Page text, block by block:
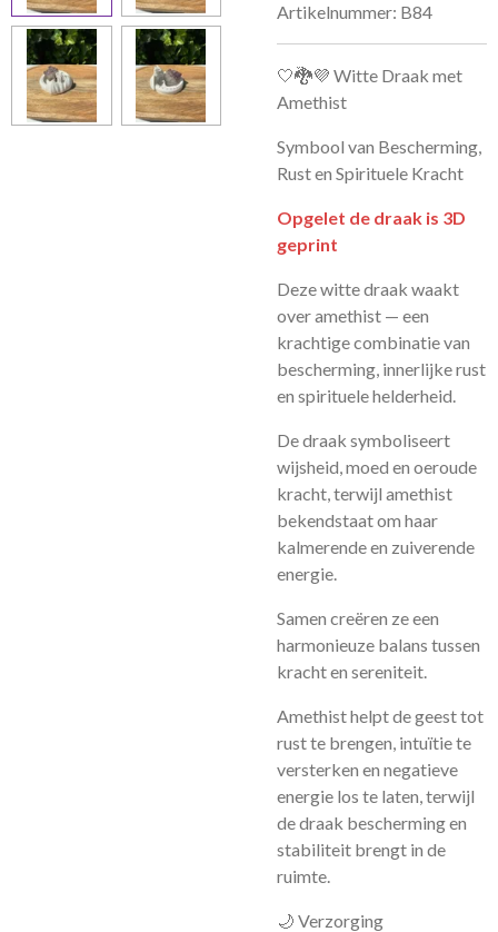
Artikelnummer: B84
🤍🐉💜 Witte Draak met
Amethist
Symbool van Bescherming,
Rust en Spirituele Kracht
Opgelet de draak is 3D
geprint
Deze witte draak waakt
over amethist — een
krachtige combinatie van
bescherming, innerlijke rust
en spirituele helderheid.
De draak symboliseert
wijsheid, moed en oeroude
kracht, terwijl amethist
bekendstaat om haar
kalmerende en zuiverende
energie.
Samen creëren ze een
harmonieuze balans tussen
kracht en sereniteit.
Amethist helpt de geest tot
rust te brengen, intuïtie te
versterken en negatieve
energie los te laten, terwijl
de draak bescherming en
stabiliteit brengt in de
ruimte.
🌙 Verzorging